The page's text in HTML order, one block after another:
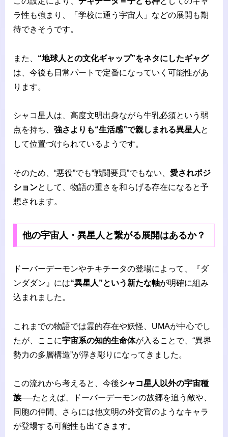
ラ性も強まり、「学校に通う宇宙人」などの展開も期
待できそうです。
また、 “地球人との文化ギャップ”をネタにしたギャグ
は、今後も日常パートで定番になっていく可能性があ
ります。
シャコ星人は、高度文明出身ながら牛乳必須という弱
点を持ち、 強さよりも“生活感”で親しまれる異星人と
して位置づけられているようです。
そのため、“悪役”でも“戦闘要員”でもない、 愛されポジ
ションとして、物語の重さを和らげる存在になると予
想されます。
他の宇宙人・異星人と繋がる展開はあるか？
ドーバーデーモンやチキチータの登場によって、『ダ
ンダダン』には“異星人”という新たな軸が明確に組み
込まれました。
これまでの物語では霊的存在や妖怪、UMAが中心でし
たが、ここに宇宙系の知的生命体が入ることで、“異界
勢力の多層構造”が浮き彫りになってきました。
この流れから考えると、今後シャコ星人以外の宇宙種
族──たとえば、ドーバーデーモンの故郷を追う敵や、
同胞の仲間、さらには他文明の外交官のようなキャラ
が登場する可能性も出てきます。